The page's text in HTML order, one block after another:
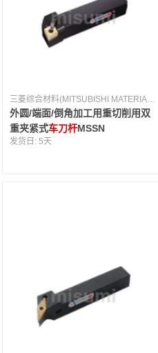
三菱综合材料(MITSUBISHI MATERIALS) [日本]
外圆/端面/倒角加工用重切削用双
重夹紧式车刀杆MSSN
发货日:5天